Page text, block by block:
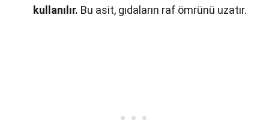
kullanılır. Bu asit, gıdaların raf ömrünü uzatır.